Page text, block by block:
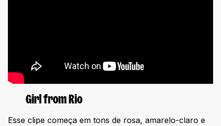
Girl from Rio
Esse clipe começa em tons de rosa, amarelo-claro e